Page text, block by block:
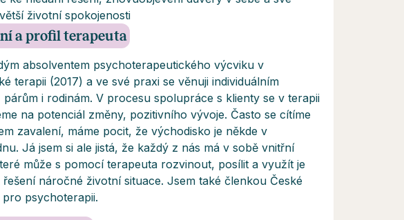
životní spokojenosti
a profil terapeuta
absolventem psychoterapeutického výcviku v
terapii (2017) a ve své praxi se věnuji individuálním
párům i rodinám. V procesu spolupráce s klienty se v terapii
na potenciál změny, pozitivního vývoje. Často se cítíme
zavalení, máme pocit, že východisko je někde v
Já jsem si ale jistá, že každý z nás má v sobě vnitřní
může s pomocí terapeuta rozvinout, posílit a využít je
řešení náročné životní situace. Jsem také členkou České
pro psychoterapii.